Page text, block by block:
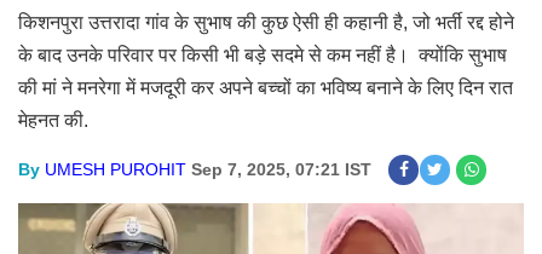
किशनपुरा उत्तरादा गांव के सुभाष की कुछ ऐसी ही कहानी है, जो भर्ती रद्द होने
के बाद उनके परिवार पर किसी भी बड़े सदमे से कम नहीं है। क्योंकि सुभाष
की मां ने मनरेगा में मजदूरी कर अपने बच्चों का भविष्य बनाने के लिए दिन रात
मेहनत की.
By UMESH PUROHIT Sep 7, 2025, 07:21 IST